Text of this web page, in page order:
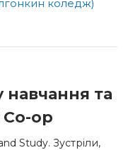
коледж)
навчання та
op
Study. Зустріли,